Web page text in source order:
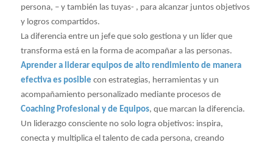
persona, – y también las tuyas- , para alcanzar juntos objetivos
y logros compartidos.
La diferencia entre un jefe que solo gestiona y un líder que
transforma está en la forma de acompañar a las personas.
Aprender a liderar equipos de alto rendimiento de manera
efectiva es posible con estrategias, herramientas y un
acompañamiento personalizado mediante procesos de
Coaching Profesional y de Equipos, que marcan la diferencia.
Un liderazgo consciente no solo logra objetivos: inspira,
conecta y multiplica el talento de cada persona, creando